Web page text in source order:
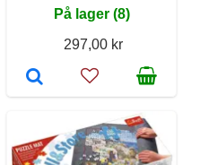
På lager (8)
297,00 kr